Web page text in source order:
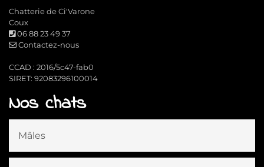
Chatterie de Ci'Varone
Coux
06 88 23 49 37
Contactez-nous
CCAD : 2016/5c47-fab0
SIRET: 92083296100014
Nos chats
Mâles